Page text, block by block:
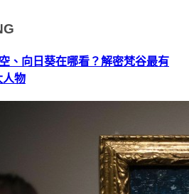
、向日葵在哪看？解密梵谷最有
人物